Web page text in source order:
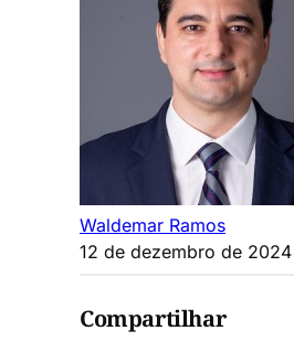
Waldemar Ramos
12 de dezembro de 2024
Compartilhar